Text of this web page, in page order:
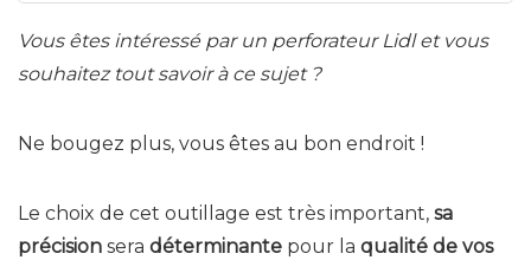
Vous êtes intéressé par un perforateur Lidl et vous
souhaitez tout savoir à ce sujet ?
Ne bougez plus, vous êtes au bon endroit !
Le choix de cet outillage est très important, sa
précision sera déterminante pour la qualité de vos